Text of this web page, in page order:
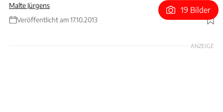
Malte Jürgens
Veröffentlicht am 17.10.2013
Foto: Beate Jeske
19 Bilder
ANZEIGE